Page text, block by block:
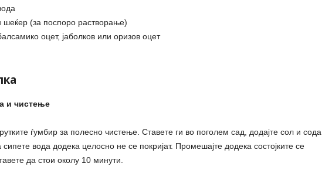
шеќер (за поспоро растворање)
оцет, јаболков или оризов оцет
и чистење
ѓумбир за полесно чистење. Ставете ги во поголем сад, додајте сол и сода
вода додека целосно не се покријат. Промешајте додека состојките се
да стои околу 10 минути.